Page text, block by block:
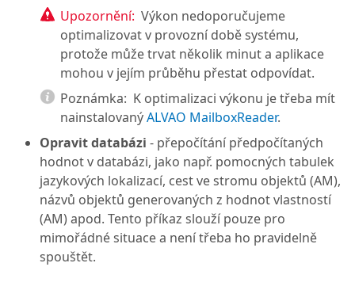
Upozornění: Výkon nedoporučujeme
optimalizovat v provozní době systému,
protože může trvat několik minut a aplikace
mohou v jejím průběhu přestat odpovídat.
Poznámka: K optimalizaci výkonu je třeba mít
nainstalovanýALVAO MailboxReader.
Opravit databázi - přepočítání předpočítaných
hodnot v databázi, jako např. pomocných tabulek
jazykových lokalizací, cest ve stromu objektů (AM),
názvů objektů generovaných z hodnot vlastností
(AM) apod. Tento příkaz slouží pouze pro
mimořádné situace a není třeba ho pravidelně
spouštět.